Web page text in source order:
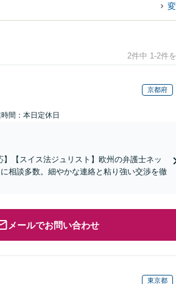
2件中 1-2件
京都府
間：本日定休日
【スイス法ジュリスト】欧州の弁護士ネッ
相談多数。細やかな連絡と粘り強い交渉を徹
メールでお問い合わせ
東京都